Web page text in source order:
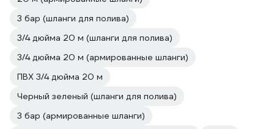
3 бар (шланги для полива)
3/4 дюйма 20 м (шланги для полива)
3/4 дюйма 20 м (армированные шланги)
ПВХ 3/4 дюйма 20 м
Черный зеленый (шланги для полива)
3 бар (армированные шланги)